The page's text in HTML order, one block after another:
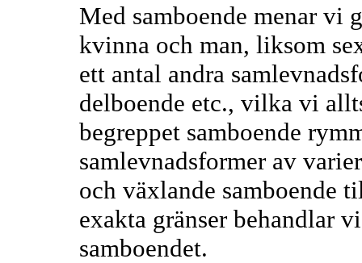
Med samboende menar vi
kvinna och man, liksom
ett antal andra
delboende etc., vilka vi
begreppet samboende
samlevnadsformer av
och växlande samboende
exakta gränser behandlar
samboendet.